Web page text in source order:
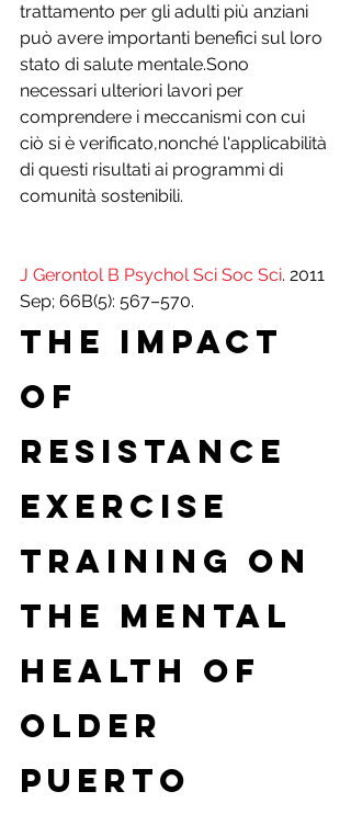
trattamento per gli adulti più anziani
può avere importanti benefici sul loro
stato di salute mentale.Sono
necessari ulteriori lavori per
comprendere i meccanismi con cui
ciò si è verificato,nonché l'applicabilità
di questi risultati ai programmi di
comunità sostenibili.
J Gerontol B Psychol Sci Soc Sci. 2011
Sep; 66B(5): 567–570.
The Impact
of
Resistance
Exercise
Training on
the Mental
Health of
Older
Puerto